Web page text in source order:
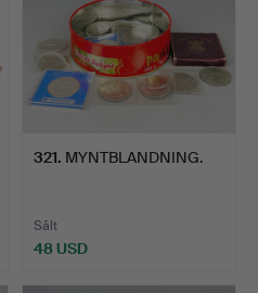
321. MYNTBLANDNING.
Sålt
48 USD